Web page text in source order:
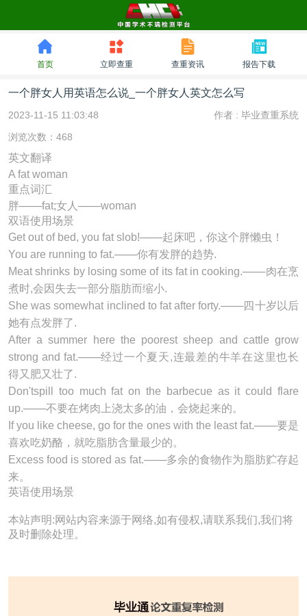
首页 立即查重 查重资讯 报告下载
一个胖女人用英语怎么说_一个胖女人英文怎么写
2023-11-15 11:03:48 作者 : 毕业查重系统
浏览次数：468
英文翻译
A fat woman
重点词汇
胖───fat;女人───woman
双语使用场景
Get out of bed, you fat slob!───起床吧，你这个胖懒虫！
You are running to fat.───你有发胖的趋势.
Meat shrinks by losing some of its fatin cooking.───肉在烹
煮时,会因失去一部分脂肪而缩小.
She was somewhat inclined to fatafter forty.───四十岁以后
她有点发胖了.
After a summer here the poorest sheep and cattle grow
strong and fat.───经过一个夏天,连最差的牛羊在这里也长
得又肥又壮了.
Don'tspill too muchfat on the barbecue as it could flare
up.───不要在烤肉上浇太多的油，会烧起来的。
If you like cheese, go for the ones with the least fat.───要是
喜欢吃奶酪，就吃脂肪含量最少的。
Excess food is stored as fat.───多余的食物作为脂肪贮存起
来。
英语使用场景
本站声明:网站内容来源于网络,如有侵权,请联系我们,我们将
及时删除处理。